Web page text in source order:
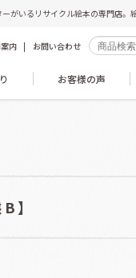
がいるリサイクル絵本の専門店。
内 お問い合わせ
お客様の声
】